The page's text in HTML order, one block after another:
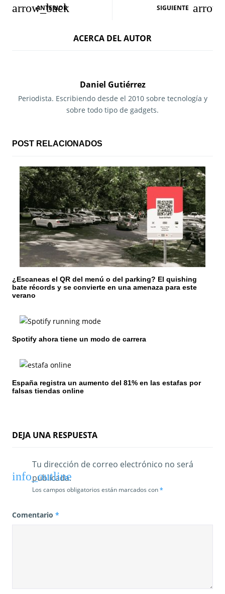
N
a
i
n
d
e
e
n
t
r
a
a
s
ANTERIOR SIGUIENTE
ACERCA DEL AUTOR
Daniel Gutiérrez
Periodista. Escribiendo desde el 2010 sobre tecnología y
sobre todo tipo de gadgets.
POST RELACIONADOS
¿Escaneas el QR del menú o del parking? El quishing
bate récords y se convierte en una amenaza para este
verano
Spotify ahora tiene un modo de carrera
España registra un aumento del 81% en las estafas por
falsas tiendas online
DEJA UNA RESPUESTA
Tu dirección de correo electrónico no será
publicada.
Los campos obligatorios están marcados con*
Comentario *